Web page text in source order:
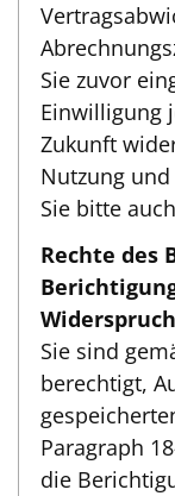
Sie zuvor
Einwilligung
Zukunft
Nutzung
Sie bitte
Rechte des
Sie sind
berechtigt,
Paragraph
die